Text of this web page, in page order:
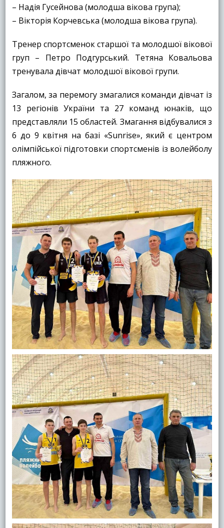
– Надія Гусейнова (молодша вікова група);
– Вікторія Корчевська (молодша вікова група).
Тренер спортсменок старшої та молодшої вікової
груп – Петро Подгурський. Тетяна Ковальова
тренувала дівчат молодшої вікової групи.
Загалом, за перемогу змагалися команди дівчат із
13 регіонів України та 27 команд юнаків, що
представляли 15 областей. Змагання відбувалися з
6 до 9 квітня на базі «Sunrise», який є центром
олімпійської підготовки спортсменів із волейболу
пляжного.